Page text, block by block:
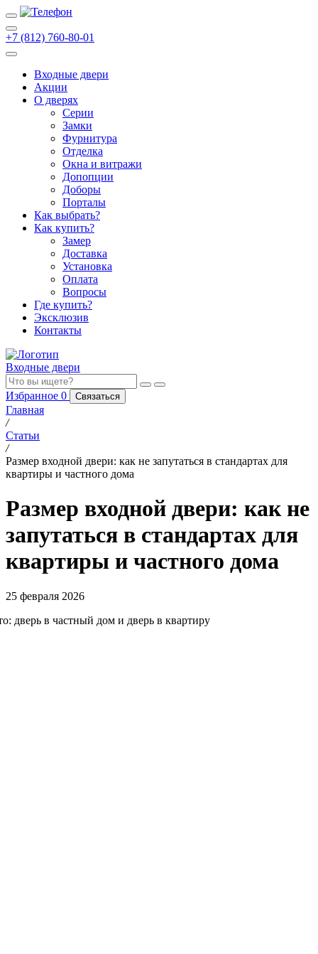
+7 (812) 760-80-01
Входные двери
Акции
О дверях
Cерии
Замки
Фурнитура
Отделка
Окна и витражи
Допопции
Доборы
Порталы
Как выбрать?
Как купить?
Замер
Доставка
Установка
Оплата
Вопросы
Где купить?
Эксклюзив
Контакты
Входные двери
Избранное 0 Связаться
Главная
/
Статьи
/
Размер входной двери: как не запутаться в стандартах для
квартиры и частного дома
Размер входной двери: как не
запутаться в стандартах для
квартиры и частного дома
25 февраля 2026